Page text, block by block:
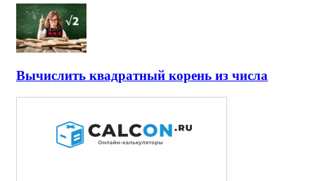
Вычислить квадратный корень из числа